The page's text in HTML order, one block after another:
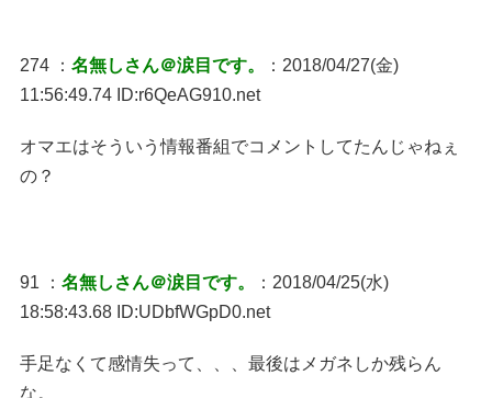
274 ： 名無しさん＠涙目です。
：2018/04/27(金)
11:56:49.74 ID:r6QeAG910.net
オマエはそういう情報番組でコメントしてたんじゃねぇ
の？
91 ： 名無しさん＠涙目です。
：2018/04/25(水)
18:58:43.68 ID:UDbfWGpD0.net
手足なくて感情失って、、、最後はメガネしか残らん
な。